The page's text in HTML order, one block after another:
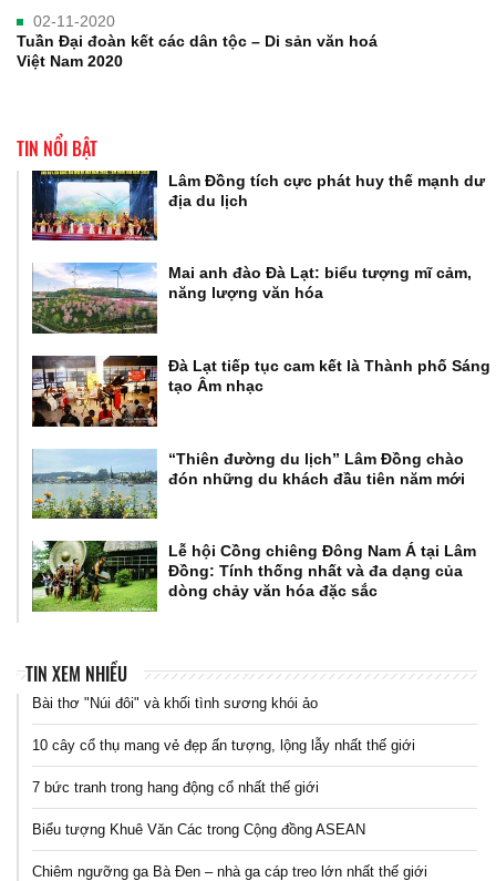
02-11-2020
Tuần Đại đoàn kết các dân tộc – Di sản văn hoá
Việt Nam 2020
TIN NỔI BẬT
Lâm Đồng tích cực phát huy thế mạnh dư
địa du lịch
Mai anh đào Đà Lạt: biểu tượng mĩ cảm,
năng lượng văn hóa
Đà Lạt tiếp tục cam kết là Thành phố Sáng
tạo Âm nhạc
“Thiên đường du lịch” Lâm Đồng chào
đón những du khách đầu tiên năm mới
Lễ hội Cồng chiêng Đông Nam Á tại Lâm
Đồng: Tính thống nhất và đa dạng của
dòng chảy văn hóa đặc sắc
TIN XEM NHIỀU
Bài thơ "Núi đôi" và khối tình sương khói ảo
10 cây cổ thụ mang vẻ đẹp ấn tượng, lộng lẫy nhất thế giới
7 bức tranh trong hang động cổ nhất thế giới
Biểu tượng Khuê Văn Các trong Cộng đồng ASEAN
Chiêm ngưỡng ga Bà Đen – nhà ga cáp treo lớn nhất thế giới